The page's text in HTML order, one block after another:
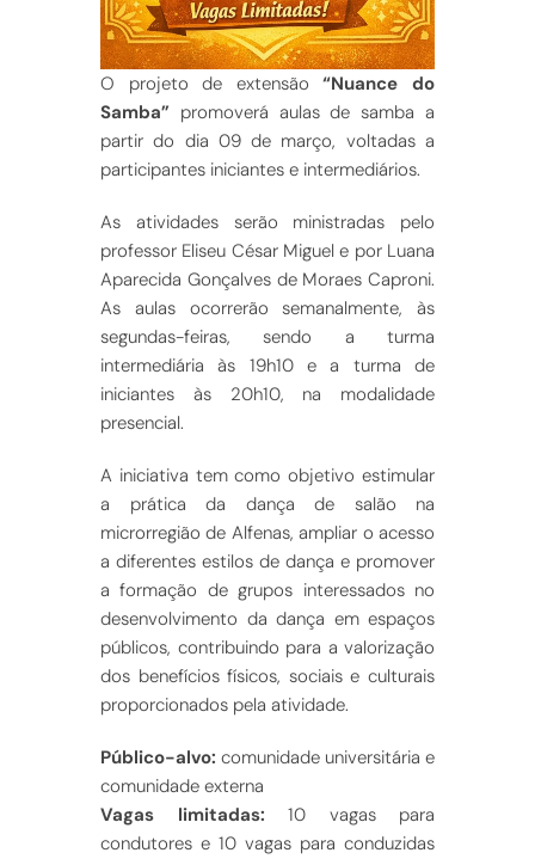
O projeto de extensão“Nuance do
Samba” promoverá aulas de samba a
partir do dia 09 de março, voltadas a
participantes iniciantes e intermediários.
As atividades serão ministradas pelo
professor Eliseu César Miguel e por Luana
Aparecida Gonçalves de Moraes Caproni.
As aulas ocorrerão semanalmente, às
segundas-feiras, sendo a turma
intermediária às 19h10 e a turma de
iniciantes às 20h10, na modalidade
presencial.
A iniciativa tem como objetivo estimular
a prática da dança de salão na
microrregião de Alfenas, ampliar o acesso
a diferentes estilos de dança e promover
a formação de grupos interessados no
desenvolvimento da dança em espaços
públicos, contribuindo para a valorização
dos benefícios físicos, sociais e culturais
proporcionados pela atividade.
Público-alvo: comunidade universitária e
comunidade externa
Vagas limitadas: 10 vagas para
condutores e 10 vagas para conduzidas